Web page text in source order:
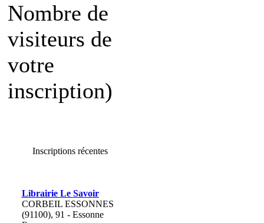
Nombre de
visiteurs de
votre
inscription)
Inscriptions récentes
Librairie Le Savoir
CORBEIL ESSONNES
(91100), 91 - Essonne